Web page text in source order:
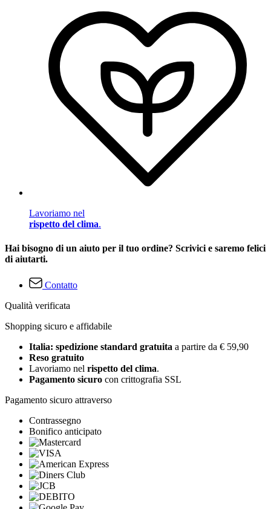
Lavoriamo nel
rispetto del clima.
Hai bisogno di un aiuto per il tuo ordine? Scrivici e saremo felici
di aiutarti.
Contatto
Qualità verificata
Shopping sicuro e affidabile
Italia: spedizione standard gratuita a partire da € 59,90
Reso gratuito
Lavoriamo nel rispetto del clima.
Pagamento sicuro con crittografia SSL
Pagamento sicuro attraverso
Contrassegno
Bonifico anticipato